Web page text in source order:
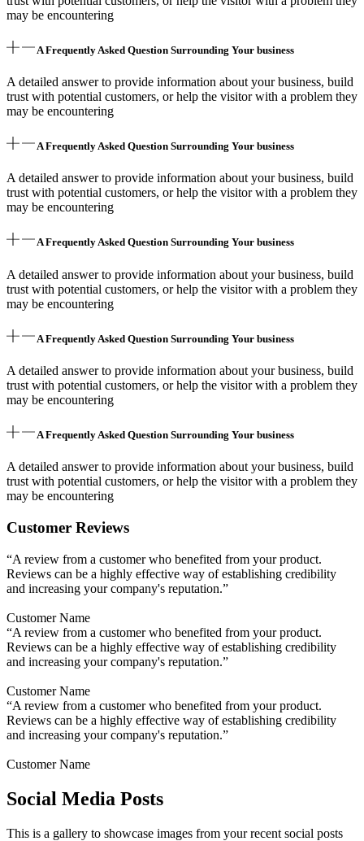
may be encountering
A Frequently Asked Question Surrounding Your business
A detailed answer to provide information about your business, build
trust with potential customers, or help the visitor with a problem they
may be encountering
A Frequently Asked Question Surrounding Your business
A detailed answer to provide information about your business, build
trust with potential customers, or help the visitor with a problem they
may be encountering
A Frequently Asked Question Surrounding Your business
A detailed answer to provide information about your business, build
trust with potential customers, or help the visitor with a problem they
may be encountering
A Frequently Asked Question Surrounding Your business
A detailed answer to provide information about your business, build
trust with potential customers, or help the visitor with a problem they
may be encountering
A Frequently Asked Question Surrounding Your business
A detailed answer to provide information about your business, build
trust with potential customers, or help the visitor with a problem they
may be encountering
Customer Reviews
“A review from a customer who benefited from your product.
Reviews can be a highly effective way of establishing credibility
and increasing your company's reputation.”
Customer Name
“A review from a customer who benefited from your product.
Reviews can be a highly effective way of establishing credibility
and increasing your company's reputation.”
Customer Name
“A review from a customer who benefited from your product.
Reviews can be a highly effective way of establishing credibility
and increasing your company's reputation.”
Customer Name
Social Media Posts
This is a gallery to showcase images from your recent social posts